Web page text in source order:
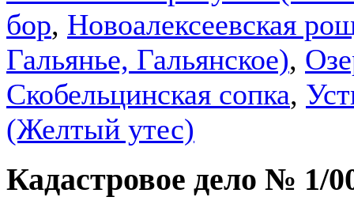
бор, Новоалексеевская
Гальянье, Гальянское),
Скобельцинская сопка,
(Желтый утес)
Кадастровое дело № 1/